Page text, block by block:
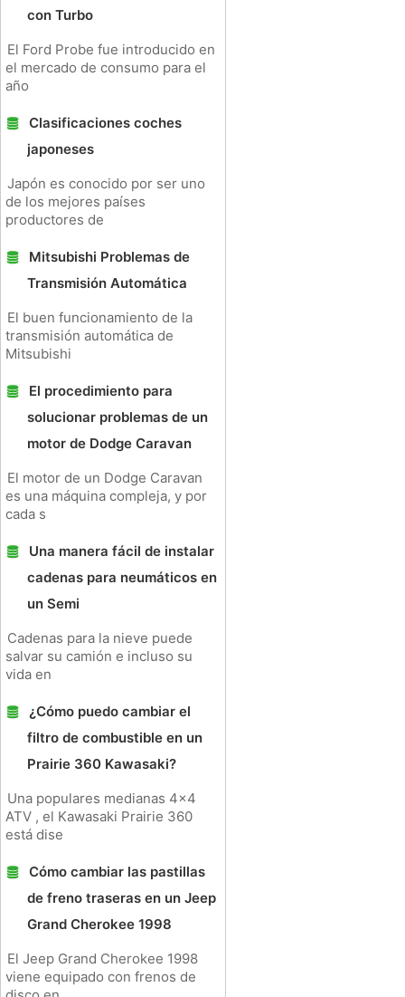
con Turbo
El Ford Probe fue introducido en
el mercado de consumo para el
año
Clasificaciones coches
japoneses
Japón es conocido por ser uno
de los mejores países
productores de
Mitsubishi Problemas de
Transmisión Automática
El buen funcionamiento de la
transmisión automática de
Mitsubishi
El procedimiento para
solucionar problemas de un
motor de Dodge Caravan
El motor de un Dodge Caravan
es una máquina compleja, y por
cada s
Una manera fácil de instalar
cadenas para neumáticos en
un Semi
Cadenas para la nieve puede
salvar su camión e incluso su
vida en
¿Cómo puedo cambiar el
filtro de combustible en un
Prairie 360 Kawasaki?
Una populares medianas 4x4
ATV , el Kawasaki Prairie 360
está dise
Cómo cambiar las pastillas
de freno traseras en un Jeep
Grand Cherokee 1998
El Jeep Grand Cherokee 1998
viene equipado con frenos de